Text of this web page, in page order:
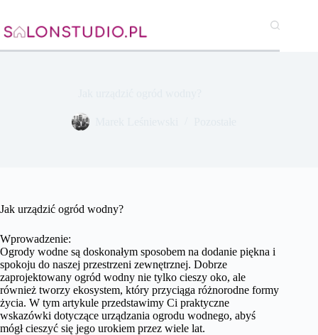
treści
Jak urządzić ogród wodny?
Wprowadzenie:
Ogrody wodne są doskonałym sposobem na dodanie piękna i
spokoju do naszej przestrzeni zewnętrznej. Dobrze
zaprojektowany ogród wodny nie tylko cieszy oko, ale
również tworzy ekosystem, który przyciąga różnorodne formy
życia. W tym artykule przedstawimy Ci praktyczne
wskazówki dotyczące urządzania ogrodu wodnego, abyś
mógł cieszyć się jego urokiem przez wiele lat.